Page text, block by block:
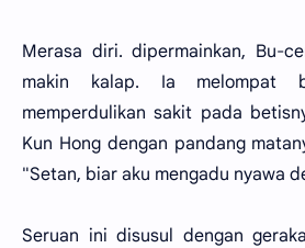
Merasa diri. dipermainkan, Bu-
makin kalap. Ia melompat
memperdulikan sakit pada
Kun Hong dengan pandang
"Setan, biar aku mengadu nyawa
Seruan ini disusul dengan